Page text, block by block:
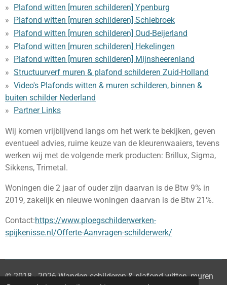
Plafond witten [muren schilderen] Ypenburg
Plafond witten [muren schilderen] Schiebroek
Plafond witten [muren schilderen] Oud-Beijerland
Plafond witten [muren schilderen] Hekelingen
Plafond witten [muren schilderen] Mijnsheerenland
Structuurverf muren & plafond schilderen Zuid-Holland
Video's Plafonds witten & muren schilderen, binnen &
buiten schilder Nederland
Partner Links
Wij komen vrijblijvend langs om het werk te bekijken, geven
eventueel advies, ruime keuze van de kleurenwaaiers, tevens
werken wij met de volgende merk producten: Brillux, Sigma,
Sikkens, Trimetal.
Woningen die 2 jaar of ouder zijn daarvan is de Btw 9% in
2019, zakelijk en nieuwe woningen daarvan is de Btw 21%.
Contact:https://www.ploegschilderwerken-
spijkenisse.nl/Offerte-Aanvragen-schilderwerk/
© 2018 - 2026 Wanden schilderen & plafond witten, muren